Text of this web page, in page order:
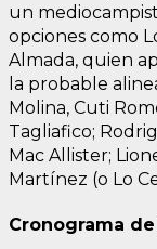
un
opciones como
Almada, quien
la probable
Molina, Cuti
Tagliafico;
Mac Allister;
Martínez (o Lo
Cronograma